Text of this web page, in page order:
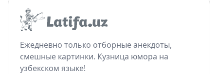
Ежедневно только отборные анекдоты,
смешные картинки. Кузница юмора на
узбекском языке!